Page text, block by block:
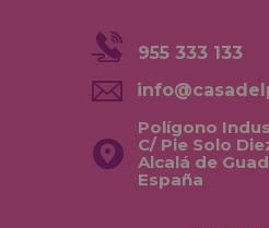
955 333 133
Polígono
C/ Pie Solo
Alcalá de
España